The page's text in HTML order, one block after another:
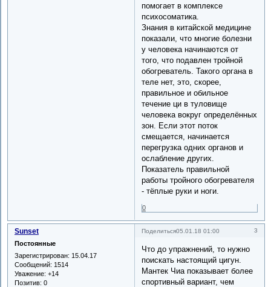
помогает в комплексе
психосоматика.
Знания в китайской медицине
показали, что многие болезни
у человека начинаются от
того, что подавлен тройной
обогреватель. Такого органа в
теле нет, это, скорее,
правильное и обильное
течение ци в туловище
человека вокруг определённых
зон. Если этот поток
смещается, начинается
перегрузка одних органов и
ослабление других.
Показатель правильной
работы тройного обогревателя
- тёплые руки и ноги.
0
Поделиться 3
05.01.18 01:00
Sunset
Постоянные
Зарегистрирован: 15.04.17
Сообщений: 1514
Уважение: +14
Позитив: 0
Что до упражнений, то нужно
поискать настоящий цигун.
Мантек Чиа показывает более
спортивный вариант, чем